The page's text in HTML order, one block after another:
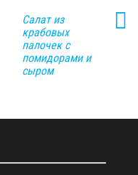
Салат из
крабовых
палочек с
помидорами и
сыром